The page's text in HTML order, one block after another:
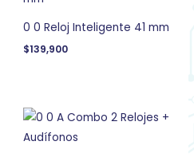
0 0 Reloj Inteligente 41 mm
$139,900